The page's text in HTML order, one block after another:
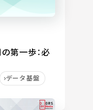
第一歩：必
データ基盤